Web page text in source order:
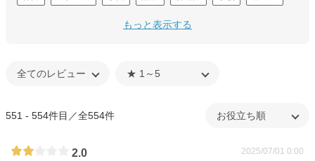
もっと表示する
551 - 554件目／全554件
2.0 2025/07/01 0:00